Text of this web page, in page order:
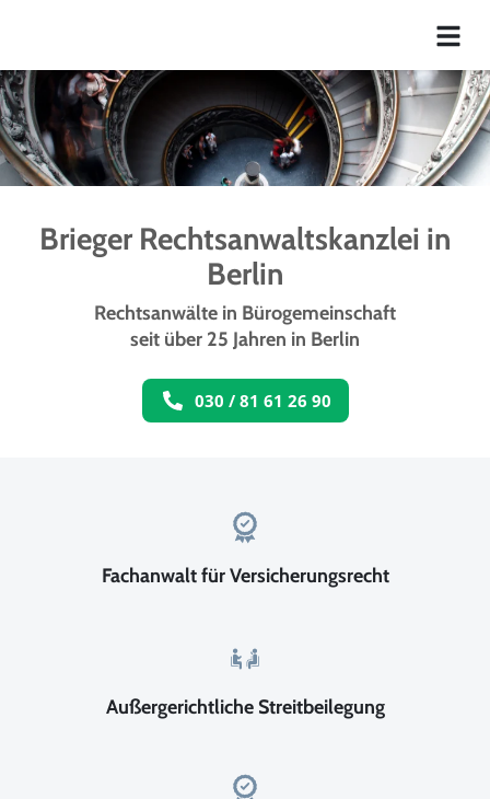
Brieger Rechtsanwaltskanzlei in
Berlin
Rechtsanwälte in Bürogemeinschaft
seit über 25 Jahren in Berlin
030 / 81 61 26 90
Fachanwalt für Versicherungsrecht
Außergerichtliche Streitbeilegung